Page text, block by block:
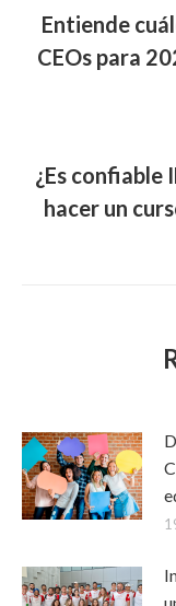
entre
Entiende
CEOs para
¿Es confiable
hacer un